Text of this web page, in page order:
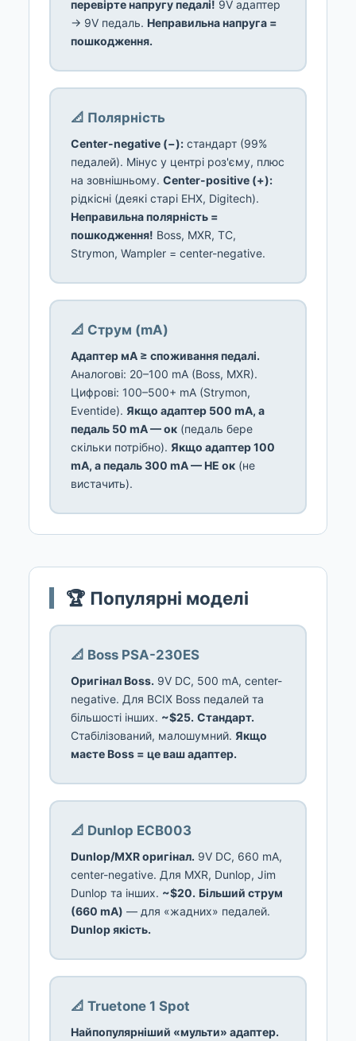
перевірте напругу педалі! 9V адаптер
→ 9V педаль. Неправильна напруга =
пошкодження.
📐 Полярність
Center-negative (−): стандарт (99%
педалей). Мінус у центрі роз'єму, плюс
на зовнішньому. Center-positive (+):
рідкісні (деякі старі EHX, Digitech).
Неправильна полярність =
пошкодження! Boss, MXR, TC,
Strymon, Wampler = center-negative.
📐 Струм (mA)
Адаптер мА ≥ споживання педалі.
Аналогові: 20–100 mA (Boss, MXR).
Цифрові: 100–500+ mA (Strymon,
Eventide). Якщо адаптер 500 mA, а
педаль 50 mA — ок (педаль бере
скільки потрібно). Якщо адаптер 100
mA, а педаль 300 mA — НЕ ок (не
вистачить).
🏆 Популярні моделі
📐 Boss PSA-230ES
Оригінал Boss. 9V DC, 500 mA, center-
negative. Для ВСІХ Boss педалей та
більшості інших. ~$25. Стандарт.
Стабілізований, малошумний. Якщо
маєте Boss = це ваш адаптер.
📐 Dunlop ECB003
Dunlop/MXR оригінал. 9V DC, 660 mA,
center-negative. Для MXR, Dunlop, Jim
Dunlop та інших. ~$20. Більший струм
(660 mA) — для «жадних» педалей.
Dunlop якість.
📐 Truetone 1 Spot
Найпопулярніший «мульти» адаптер.